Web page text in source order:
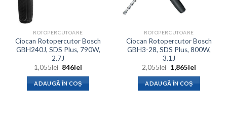
ROTOPERCUTOARE
Ciocan Rotopercutor Bosch
GBH240J, SDS Plus, 790W,
2.7J
1,055lei Prețul
a
fost:
1,055lei.
846lei
ADAUGĂ ÎN COȘ
ROTOPERCUTOARE
Ciocan Rotopercutor Bosch
GBH3-28, SDS Plus, 800W,
3.1J
2,055lei Prețul
inițial
a
fost:
2,055lei.
1,865leiPrețul
ADAUGĂ ÎN COȘ